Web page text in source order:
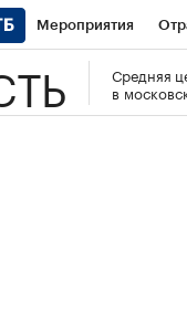
Мероприятия
РБК Курсы
Средняя
в